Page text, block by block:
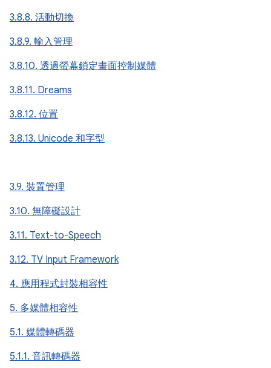
3.8.8. 活動切換
3.8.9. 輸入管理
3.8.10. 透過螢幕鎖定畫面控制媒體
3.8.11. Dreams
3.8.12. 位置
3.8.13. Unicode 和字型
3.9. 裝置管理
3.10. 無障礙設計
3.11. Text-to-Speech
3.12. TV Input Framework
4. 應用程式封裝相容性
5. 多媒體相容性
5.1. 媒體轉碼器
5.1.1. 音訊轉碼器